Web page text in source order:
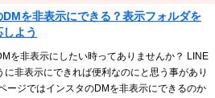
DMを非表示にできる？表示フォルダを
よう
を非表示にしたい時ってありませんか？ LINE
に非表示にできれば便利なのにと思う事があり
ージではインスタのDMを非表示にできるのか